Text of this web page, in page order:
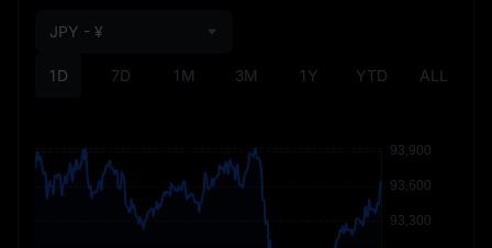
1D 7D 1M 3M 1Y YTD ALL
JPY - ¥